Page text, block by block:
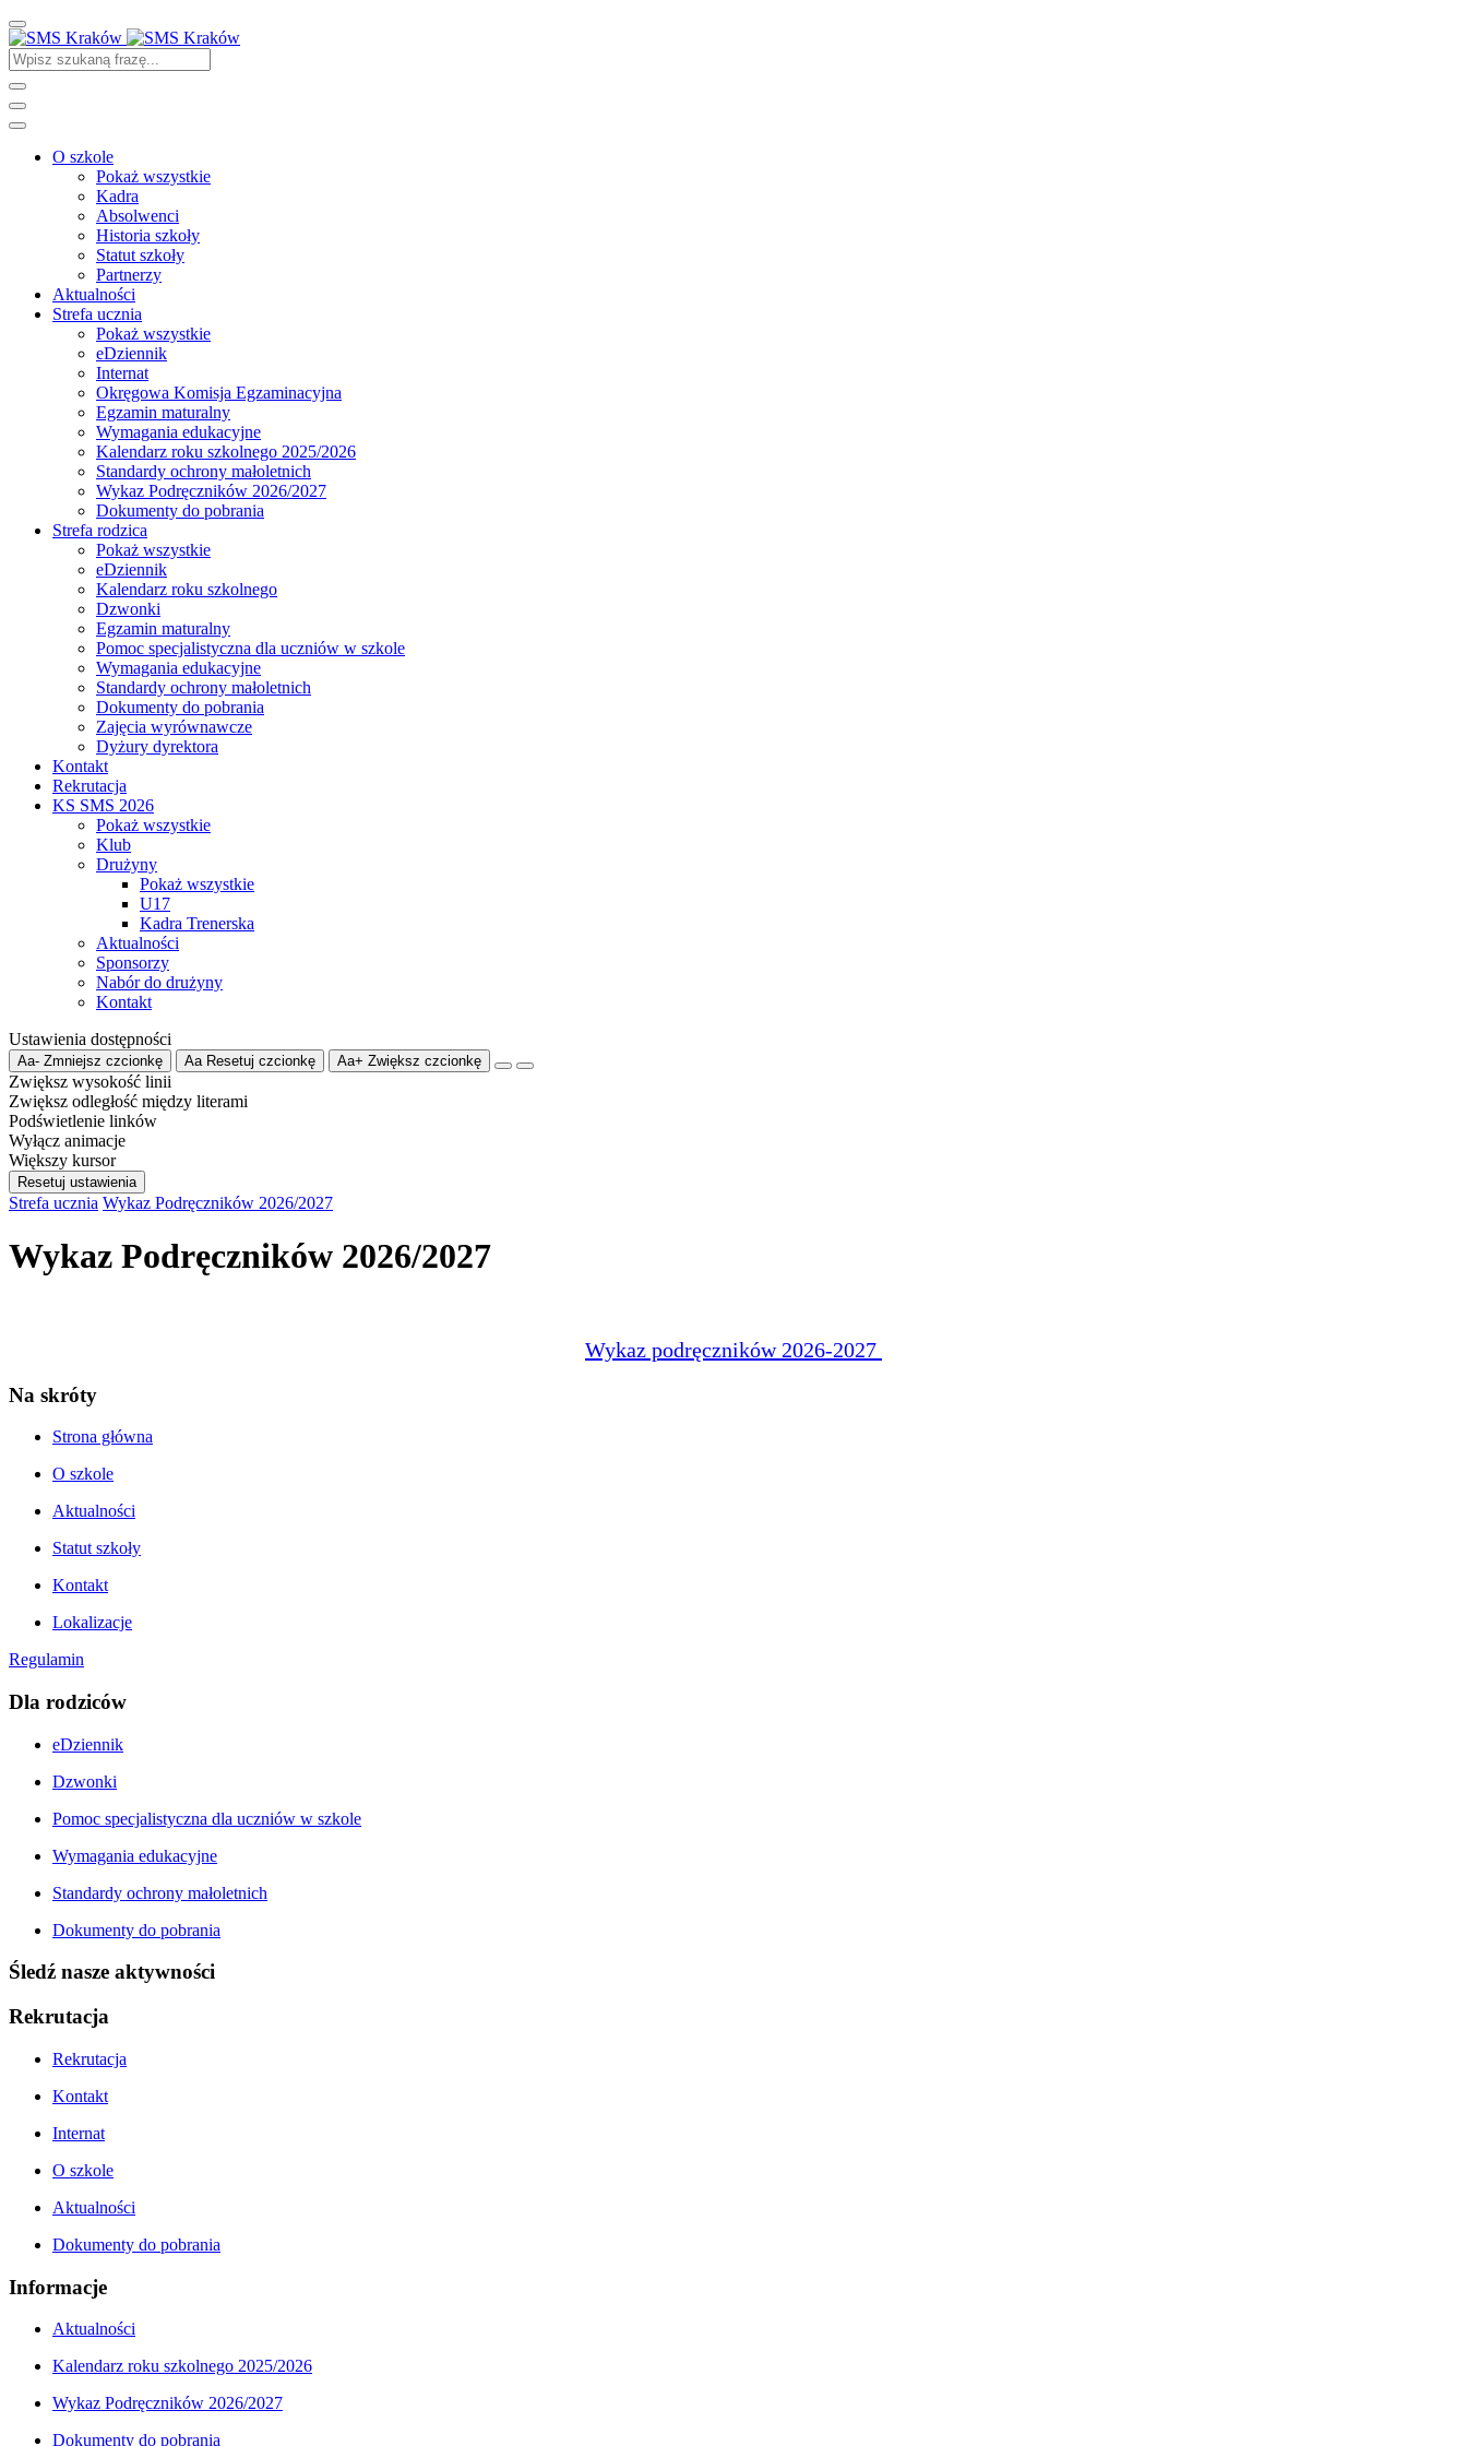
O szkole
Pokaż wszystkie
Kadra
Absolwenci
Historia szkoły
Statut szkoły
Partnerzy
Aktualności
Strefa ucznia
Pokaż wszystkie
eDziennik
Internat
Okręgowa Komisja Egzaminacyjna
Egzamin maturalny
Wymagania edukacyjne
Kalendarz roku szkolnego 2025/2026
Standardy ochrony małoletnich
Wykaz Podręczników 2026/2027
Dokumenty do pobrania
Strefa rodzica
Pokaż wszystkie
eDziennik
Kalendarz roku szkolnego
Dzwonki
Egzamin maturalny
Pomoc specjalistyczna dla uczniów w szkole
Wymagania edukacyjne
Standardy ochrony małoletnich
Dokumenty do pobrania
Zajęcia wyrównawcze
Dyżury dyrektora
Kontakt
Rekrutacja
KS SMS 2026
Pokaż wszystkie
Klub
Drużyny
Pokaż wszystkie
U17
Kadra Trenerska
Aktualności
Sponsorzy
Nabór do drużyny
Kontakt
Ustawienia dostępności
Aa- Zmniejsz czcionkę Aa Resetuj czcionkę Aa+ Zwiększ czcionkę
Zwiększ wysokość linii
Zwiększ odległość między literami
Podświetlenie linków
Wyłącz animacje
Większy kursor
Resetuj ustawienia
Strefa ucznia Wykaz Podręczników 2026/2027
Wykaz Podręczników 2026/2027
Wykaz podręczników 2026-2027
Na skróty
Strona główna
O szkole
Aktualności
Statut szkoły
Kontakt
Lokalizacje
Regulamin
Dla rodziców
eDziennik
Dzwonki
Pomoc specjalistyczna dla uczniów w szkole
Wymagania edukacyjne
Standardy ochrony małoletnich
Dokumenty do pobrania
Śledź nasze aktywności
Rekrutacja
Rekrutacja
Kontakt
Internat
O szkole
Aktualności
Dokumenty do pobrania
Informacje
Aktualności
Kalendarz roku szkolnego 2025/2026
Wykaz Podręczników 2026/2027
Dokumenty do pobrania